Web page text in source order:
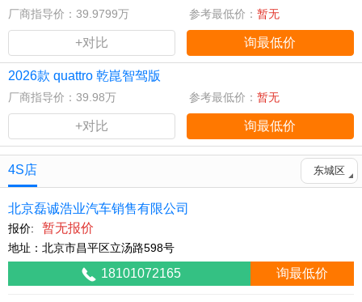
厂商指导价：39.9799万 参考最低价： 暂无
+对比 询最低价
2026款 quattro 乾崑智驾版
厂商指导价：39.98万 参考最低价： 暂无
+对比 询最低价
4S店 东城区
北京磊诚浩业汽车销售有限公司
报价: 暂无报价
地址：北京市昌平区立汤路598号
18101072165 询最低价